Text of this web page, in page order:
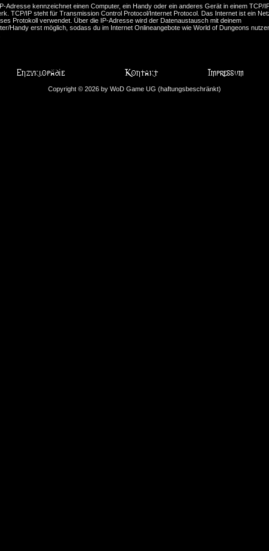
Adresse kennzeichnet einen Computer, ein Handy oder ein anderes Gerät in einem TCP/
TCP/IP steht für Transmission Control Protocol/Internet Protocol. Das Internet ist ein
Protokoll verwendet. Über die IP-Adresse wird der Datenaustausch mit deinem
Handy erst möglich, sodass du im Internet Onlineangebote wie World of Dungeons
Copyright © 2026 by WoD Game UG (haftungsbeschränkt)